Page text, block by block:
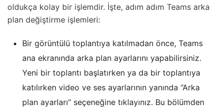
oldukça kolay bir işlemdir. İşte, adım adım Teams arka
plan değiştirme işlemleri:
Bir görüntülü toplantıya katılmadan önce, Teams
ana ekranında arka plan ayarlarını yapabilirsiniz.
Yeni bir toplantı başlatırken ya da bir toplantıya
katılırken video ve ses ayarlarının yanında “Arka
plan ayarları” seçeneğine tıklayınız. Bu bölümden